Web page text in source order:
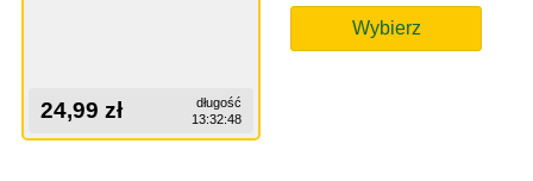
24,99 zł
długość
13:32:48
Wybierz